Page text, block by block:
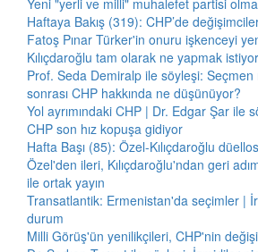
Yeni "yerli ve milli" muhalefet partisi
Haftaya Bakış (319): CHP’de
Fatoş Pınar Türker'in onuru işkenceyi
Kılıçdaroğlu tam olarak ne yapmak
Prof. Seda Demiralp ile söyleşi:
sonrası CHP hakkında ne düşünüyor?
Yol ayrımındaki CHP | Dr. Edgar Şar ile
CHP son hız kopuşa gidiyor
Hafta Başı (85): Özel-Kılıçdaroğlu
Özel'den ileri, Kılıçdaroğlu'ndan geri
ile ortak yayın
Transatlantik: Ermenistan'da seçimler |
durum
Milli Görüş'ün yenilikçileri, CHP'nin